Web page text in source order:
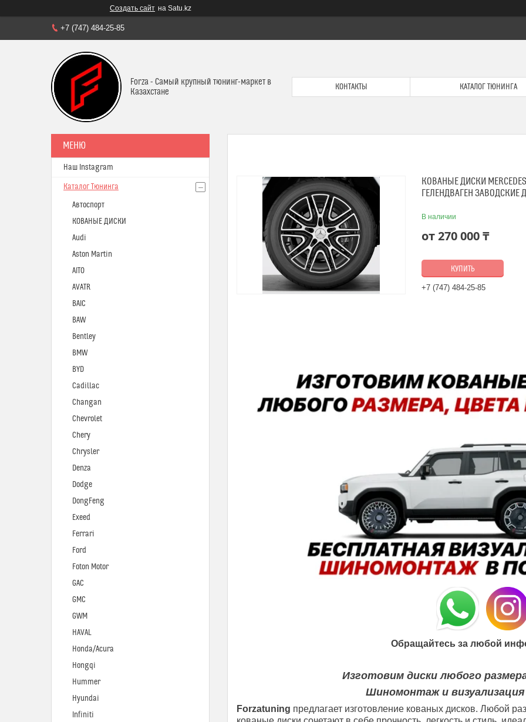
Создать сайт на Satu.kz
+7 (747) 484-25-85
Forza - Самый крупный тюнинг-маркет в
Казахстане
КОНТАКТЫ КАТАЛОГ ТЮНИНГА
КОВАНЫЕ ДИСКИ
ГЕЛЕНДВАГЕН ЗАВОДСКИЕ
В наличии
от270 000 ₸
КУПИТЬ
+7 (747) 484-25-85
Обращайтесь за любой
Изготовим диски любого
Шиномонтаж и
Forzatuning предлагает изготовление кованых дисков. Любой
Наш Instagram
Каталог Тюнинга
Автоспорт
КОВАНЫЕ ДИСКИ
Audi
Aston Martin
AITO
AVATR
BAIC
BAW
Bentley
BMW
BYD
Cadillac
Changan
Chevrolet
Chery
Chrysler
Denza
Dodge
DongFeng
Exeed
Ferrari
Ford
Foton Motor
GAC
GMC
GWM
HAVAL
Honda/Acura
Hongqi
Hummer
Hyundai
Infiniti